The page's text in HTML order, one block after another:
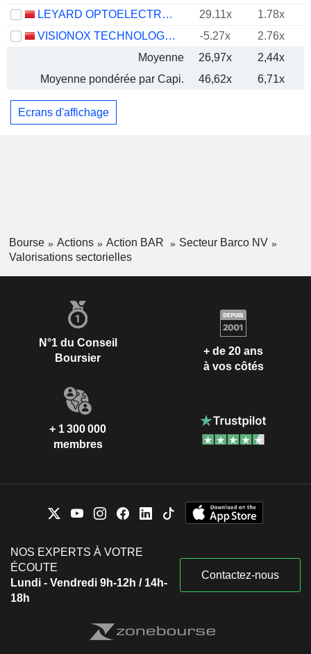
LEYARD OPTOELECTRONIC CO., LTD.
29.11x
1.78x
VISIONOX TECHNOLOGY INC.
-5.27x
2.76x
Moyenne
26,97x
2,44x
Moyenne pondérée par Capi.
46,62x 6,71x
Ecrans d'affichage
Bourse Actions Action BAR
Secteur Barco NV
Valorisations sectorielles
N°1 du Conseil
Boursier
+ de 20 ans
à vos côtés
+ 1 300 000
membres
NOS EXPERTS À VOTRE
ÉCOUTE
Lundi - Vendredi 9h-12h / 14h-
18h
Contactez-nous